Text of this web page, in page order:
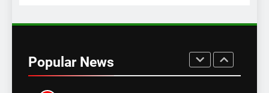
Popular News
બેઠક પરથી પવન પાંડેને 2027
માટે બનાવાયા ઉમેદવાર
INDIA